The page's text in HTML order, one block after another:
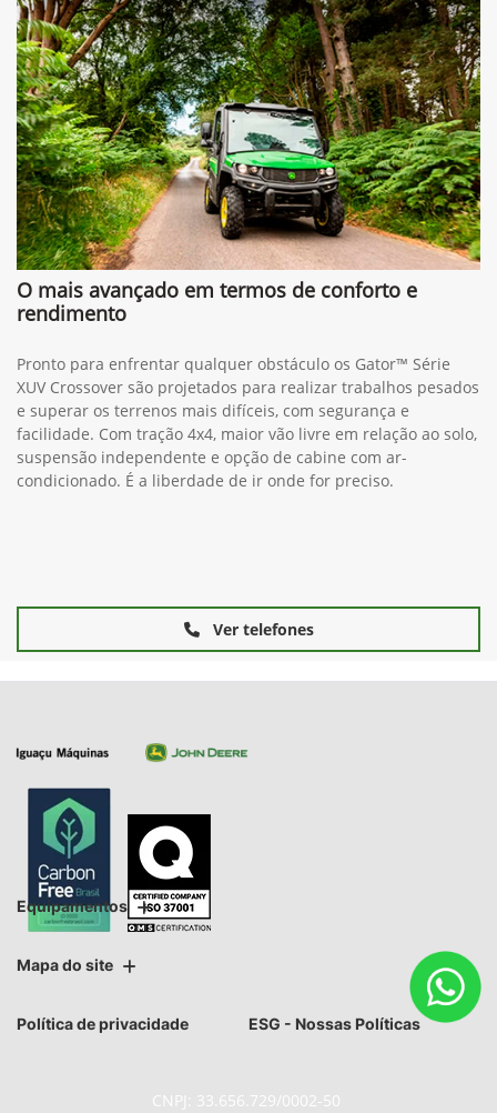
O mais avançado em termos de conforto e
rendimento
Pronto para enfrentar qualquer obstáculo os Gator™ Série
XUV Crossover são projetados para realizar trabalhos pesados
e superar os terrenos mais difíceis, com segurança e
facilidade. Com tração 4x4, maior vão livre em relação ao solo,
suspensão independente e opção de cabine com ar-
condicionado. É a liberdade de ir onde for preciso.
Ver telefones
Equipamentos
Mapa do site
Política de privacidade ESG - Nossas Políticas
CNPJ: 33.656.729/0002-50